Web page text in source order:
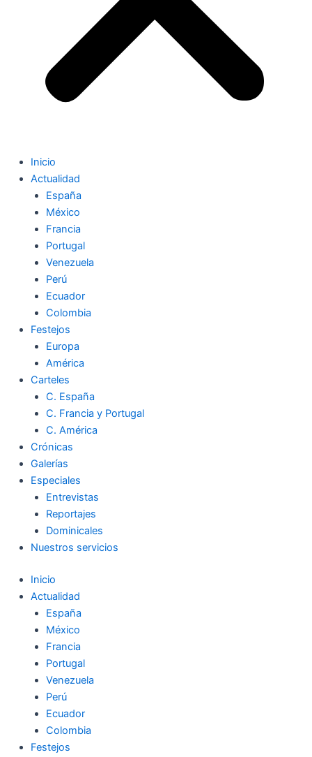
Inicio
Actualidad
España
México
Francia
Portugal
Venezuela
Perú
Ecuador
Colombia
Festejos
Europa
América
Carteles
C. España
C. Francia y Portugal
C. América
Crónicas
Galerías
Especiales
Entrevistas
Reportajes
Dominicales
Nuestros servicios
Inicio
Actualidad
España
México
Francia
Portugal
Venezuela
Perú
Ecuador
Colombia
Festejos